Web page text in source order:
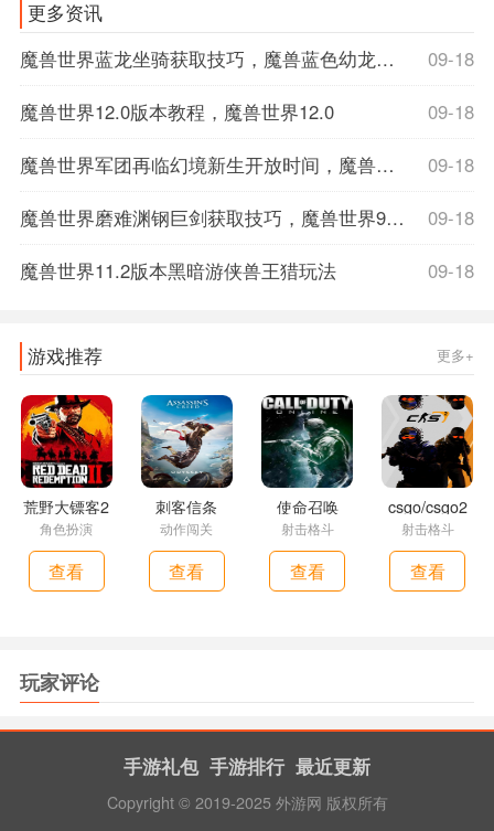
更多资讯
09-18
魔兽世界蓝龙坐骑获取技巧，魔兽蓝色幼龙坐骑
09-18
魔兽世界12.0版本教程，魔兽世界12.0
09-18
魔兽世界军团再临幻境新生开放时间，魔兽世界军团再临数据库
09-18
魔兽世界磨难渊钢巨剑获取技巧，魔兽世界9.1磨难词缀
09-18
魔兽世界11.2版本黑暗游侠兽王猎玩法
游戏推荐 更多+
荒野大镖客2
角色扮演
查看
刺客信条
动作闯关
查看
使命召唤
射击格斗
查看
csgo/csgo2
射击格斗
查看
玩家评论
手游礼包 手游排行 最近更新
Copyright © 2019-2025 外游网 版权所有